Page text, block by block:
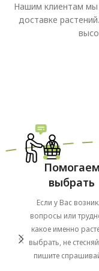
Нашим клиентам мы
доставке
Помогаем
выбрать
Если у Вас
вопросы или
какое именно
выбрать, не
пишите